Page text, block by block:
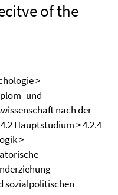
of the
>
und
nach der
Hauptstudium > 4.2.4
>
sozialpolitischen